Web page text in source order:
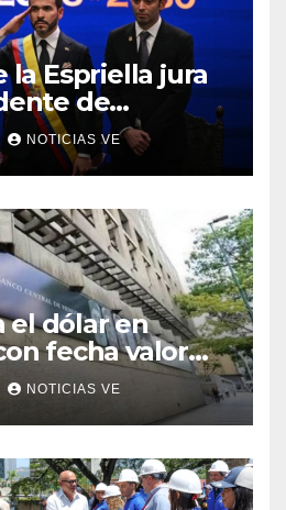
la Espriella jura
de
el periodo
NOTICIAS VE
el dólar en
fecha valor
de 2026
NOTICIAS VE